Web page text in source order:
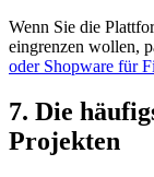
Wenn Sie die
eingrenzen wollen,
oder Shopware für
7. Die
Projekten